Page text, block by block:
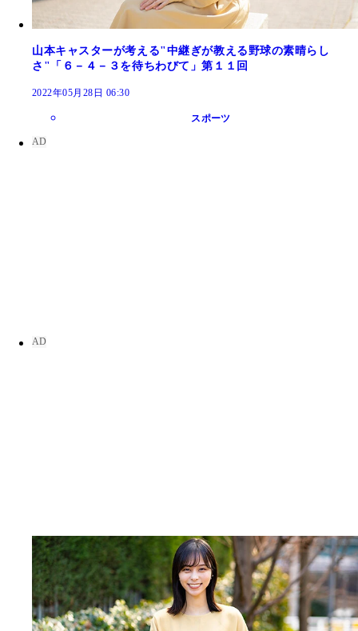
山本キャスターが考える"中継ぎが教える野球の素晴らし
さ"「６－４－３を待ちわびて」第１１回
2022年05月28日 06:30
スポーツ